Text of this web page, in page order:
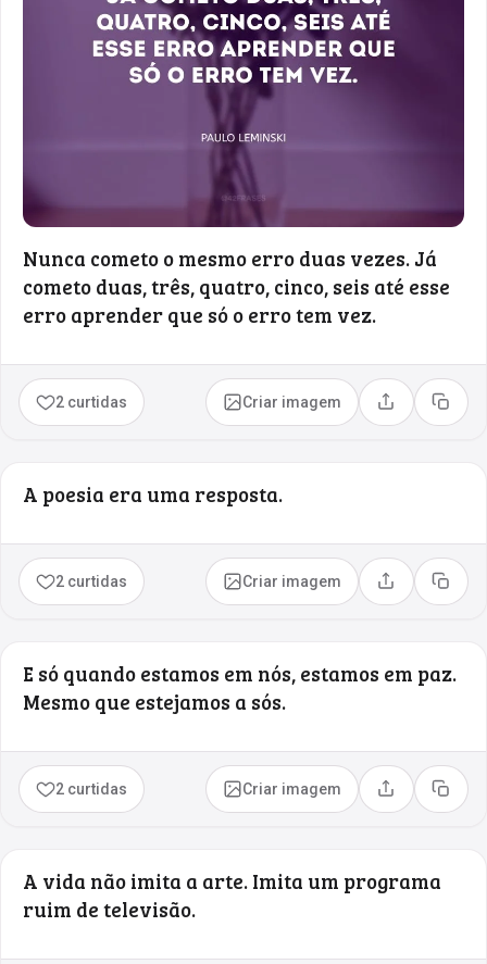
Nunca cometo o mesmo erro duas vezes. Já
cometo duas, três, quatro, cinco, seis até esse
erro aprender que só o erro tem vez.
2 curtidas Criar imagem Compartilhar
Copiar
A poesia era uma resposta.
2 curtidas Criar imagem Compartilhar
Copiar
E só quando estamos em nós, estamos em paz.
Mesmo que estejamos a sós.
2 curtidas Criar imagem Compartilhar
Copiar
A vida não imita a arte. Imita um programa
ruim de televisão.